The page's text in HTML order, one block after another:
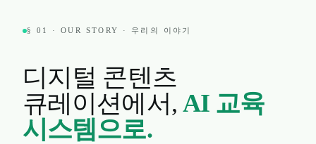
§ 01 · OUR STORY · 우리의 이야기
디지털 콘텐츠
큐레이션에서, AI 교육
시스템으로.